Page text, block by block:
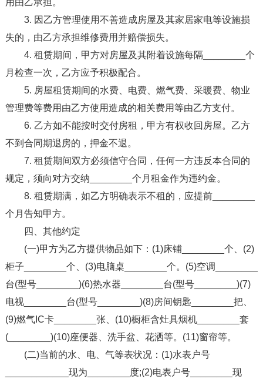
用由乙承担。
3. 因乙方管理使用不善造成房屋及其家居家电等设施损
失的，由乙方承担维修费用并赔偿损失。
4. 租赁期间，甲方对房屋及其附着设施每隔________个
月检查一次，乙方应予积极配合。
5. 房屋租赁期间的水费、电费、燃气费、采暖费、物业
管理费等费用由乙方使用造成的相关费用等由乙方支付。
6. 乙方如不能按时交付房租，甲方有权收回房屋。乙方
不到合同期退房的，押金不退。
7. 租赁期间双方必须信守合同，任何一方违反本合同的
规定，须向对方交纳________个月租金作为违约金。
8. 租赁期满，如乙方明确表示不租的，应提前________
个月告知甲方。
四、其他约定
(一)甲方为乙方提供物品如下：(1)床铺________个、(2)
柜子________个、(3)电脑桌________个。(5)空调________
台(型号________)(6)热水器________台(型号________)(7)
电视________台(型号________)(8)房间钥匙________把、
(9)燃气IC卡________张、(10)橱柜含灶具烟机________套
(________)(10)座便器、洗手盆、花洒等。(11)窗帘等。
(二)当前的水、电、气等表状况：(1)水表户号
____________现为________度;(2)电表户号________现